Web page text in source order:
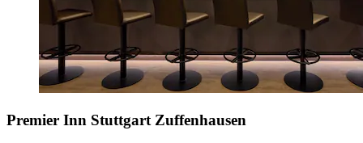
Premier Inn Stuttgart Zuffenhausen